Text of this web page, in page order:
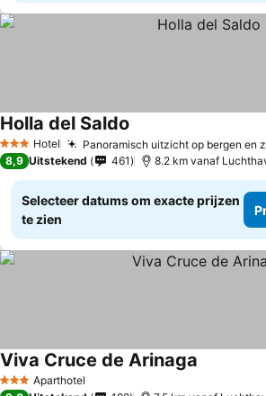
3 SterrenHotel Panoramisch uitzicht op bergen en
Holla del Saldo
8,9 Uitstekend 461 8.2 km vanaf
Selecteer datums om exacte prijzen
te zien
3 SterrenAparthotel
Viva Cruce de Arinaga